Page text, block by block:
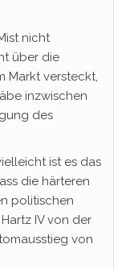
nicht
über die
Markt versteckt,
inzwischen
des
ist es das
die härteren
politischen
IV von der
von